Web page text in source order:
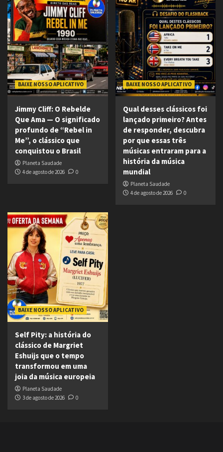
BAIXE NOSSO APLICATIVO
Jimmy Cliff: O Rebelde
Que Ama — O significado
profundo de “Rebel in
Me”, o clássico que
conquistou o Brasil
Planeta Saudade
4 de agosto de 2026
0
BAIXE NOSSO APLICATIVO
Qual desses clássicos foi
lançado primeiro? Antes
de responder, descubra
por que essas três
músicas entraram para a
história da música
mundial
Planeta Saudade
4 de agosto de 2026
0
BAIXE NOSSO APLICATIVO
Self Pity: a história do
clássico de Margriet
Eshuijs que o tempo
transformou em uma
joia da música europeia
Planeta Saudade
3 de agosto de 2026
0